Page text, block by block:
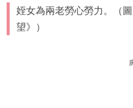
姪女為兩老勞心勞力。（
望》）